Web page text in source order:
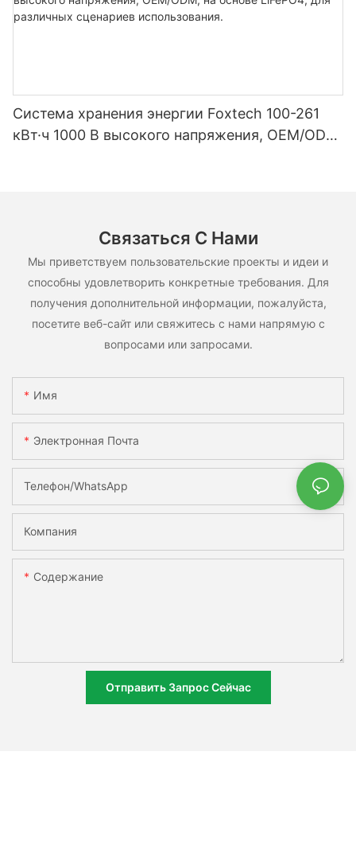
Система хранения энергии Foxtech 100-261
кВт·ч 1000 В высокого напряжения, OEM/ODM,
Связаться С Нами
Мы приветствуем пользовательские проекты и идеи и
способны удовлетворить конкретные требования. Для
получения дополнительной информации, пожалуйста,
посетите веб-сайт или свяжитесь с нами напрямую с
вопросами или запросами.
Имя
Электронная Почта
Телефон/WhatsApp
Компания
Содержание
Отправить Запрос Сейчас